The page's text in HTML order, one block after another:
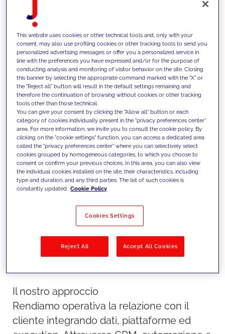
Gestiamo operazioni CRM e
campagne end-to-end, dalla
definizione del targeting
all’orchestrazione dei percorsi
utente, fino all’esecuzione e al
reporting, abilitando interazioni
personalizzate e data-driven su
larga scala.
Il nostro approccio
Rendiamo operativa la relazione con il
cliente integrando dati, piattaforme ed
This website uses cookies or other technical tools and, only with your
consent, may also use profiling cookies or other tracking tools to send you
personalized advertising messages or offer you a personalized service in
line with the preferences you have expressed and/or for the purpose of
conducting analysis and monitoring of visitor behavior on the site. Closing
this banner by selecting the appropriate command marked with the "X" or
the "Reject all" button will result in the default settings remaining and
therefore the continuation of browsing without cookies or other tracking
tools other than those technical.
You can give your consent by clicking the "Allow all" button or each
category of cookies individually present in the "privacy preferences center"
area. For more information, we invite you to consult the cookie policy. By
clicking on the "cookie settings" function, you can access a dedicated area
called the "privacy preferences center" where you can selectively select
cookies grouped by homogeneous categories, to which you choose to
consent or confirm your previous choices. In this area, you can also view
the individual cookies installed on the site, their characteristics, including
type and duration, and any third parties. The list of such cookies is
constantly updated. Cookie Policy
Cookies Settings
Reject All Accept All Cookies